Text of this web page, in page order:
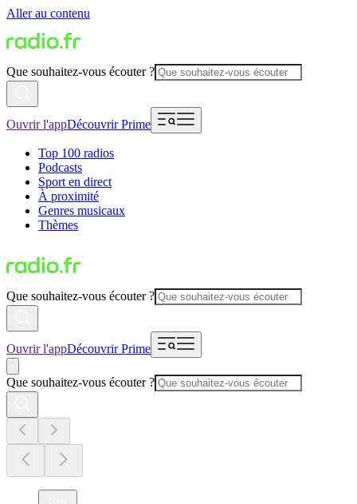
Aller au contenu
Que souhaitez-vous écouter ?
Ouvrir l'appDécouvrir Prime
Top 100 radios
Podcasts
Sport en direct
À proximité
Genres musicaux
Thèmes
Que souhaitez-vous écouter ?
Ouvrir l'appDécouvrir Prime
Que souhaitez-vous écouter ?